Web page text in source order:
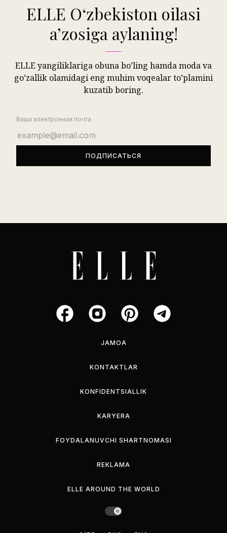
ELLE Oʻzbekiston oilasi
aʼzosiga aylaning!
ELLE yangiliklariga obuna bo’ling hamda moda va
go’zallik olamidagi eng muhim voqealar to’plamini
kuzatib boring.
Ваша электронная почта
JAMOA
KONTAKTLAR
KONFIDENTSIALLIK
KARYERA
FOYDALANUVCHI SHARTNOMASI
REKLAMA
ELLE AROUND THE WORLD